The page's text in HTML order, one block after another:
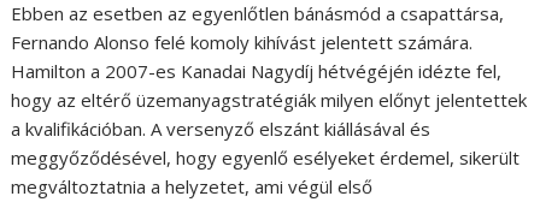
Ebben az esetben az egyenlőtlen bánásmód a csapattársa,
Fernando Alonso felé komoly kihívást jelentett számára.
Hamilton a 2007-es Kanadai Nagydíj hétvégéjén idézte fel,
hogy az eltérő üzemanyagstratégiák milyen előnyt jelentettek
a kvalifikációban. A versenyző elszánt kiállásával és
meggyőződésével, hogy egyenlő esélyeket érdemel, sikerült
megváltoztatnia a helyzetet, ami végül első